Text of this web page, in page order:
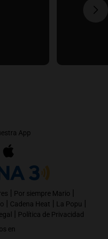
App
| Por siempre Mario |
| Cadena Heat | La Popu |
| Política de Privacidad
en